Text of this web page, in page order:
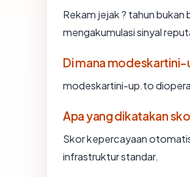
Rekam jejak ? tahun
mengakumulasi sinyal
Di mana
modeskartini-up.to
Apa yang dikatakan
Skor kepercayaan
infrastruktur standar.